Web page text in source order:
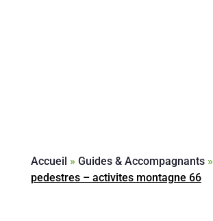
Accueil » Guides & Accompagnants»
pedestres – activites montagne 66